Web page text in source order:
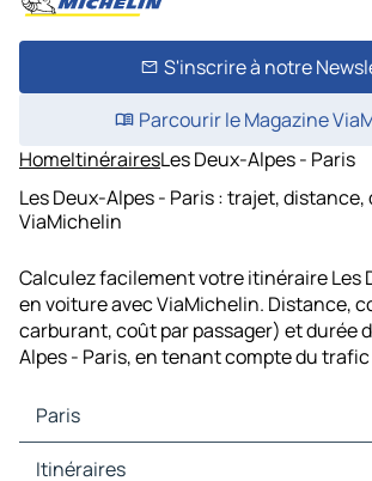
S'inscrire à notre
Parcourir le Magazine
HomeItinérairesLes Deux-Alpes - Paris
Les Deux-Alpes - Paris : trajet,
ViaMichelin
Calculez facilement votre itinéraire Les
en voiture avec ViaMichelin. Distance,
carburant, coût par passager) et durée
Alpes - Paris, en tenant compte du
Paris
Paris Cartes et plans
Itinéraires